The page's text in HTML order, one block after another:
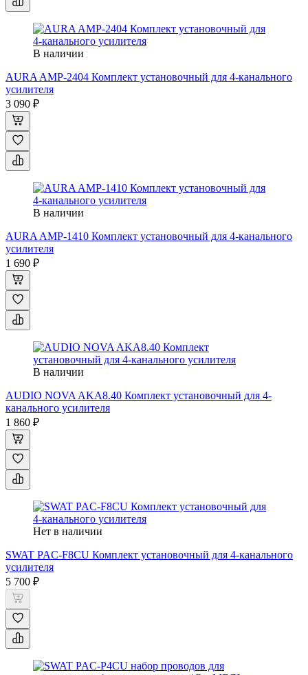
В наличии
AURA AMP-2404 Комплект установочный для 4-канального
усилителя
3 090 ₽
В наличии
AURA AMP-1410 Комплект установочный для 4-канального
усилителя
1 690 ₽
В наличии
AUDIO NOVA AKA8.40 Комплект установочный для 4-
канального усилителя
1 860 ₽
Нет в наличии
SWAT PAC-F8CU Комплект установочный для 4-канального
усилителя
5 700 ₽